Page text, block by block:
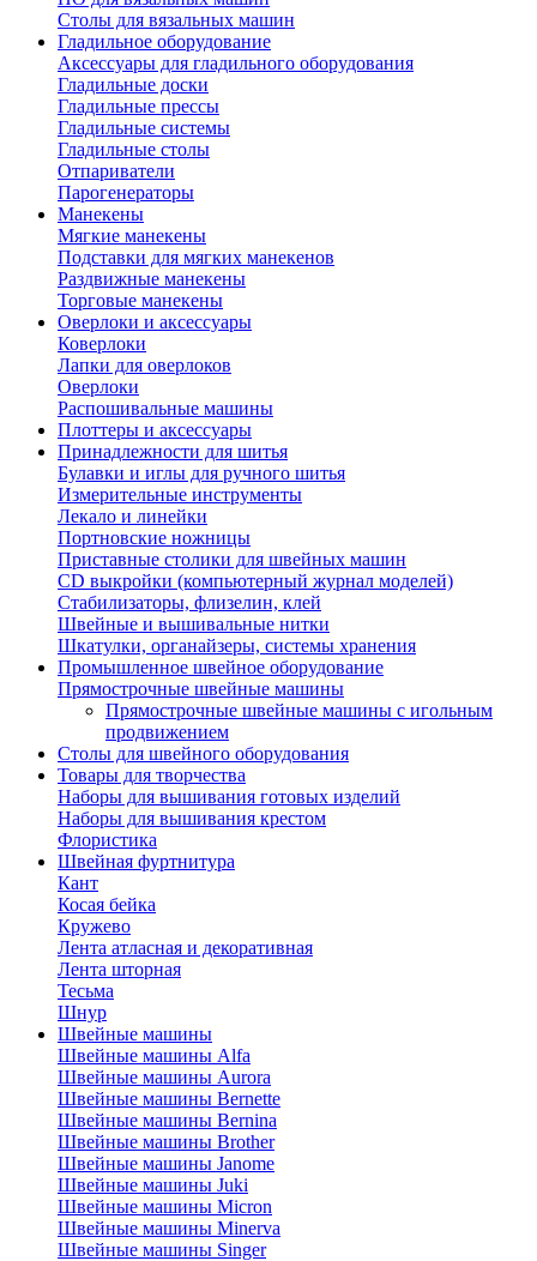
Столы для вязальных машин
Гладильное оборудование
Аксессуары для гладильного оборудования
Гладильные доски
Гладильные прессы
Гладильные системы
Гладильные столы
Отпариватели
Парогенераторы
Манекены
Мягкие манекены
Подставки для мягких манекенов
Раздвижные манекены
Торговые манекены
Оверлоки и аксессуары
Коверлоки
Лапки для оверлоков
Оверлоки
Распошивальные машины
Плоттеры и аксессуары
Принадлежности для шитья
Булавки и иглы для ручного шитья
Измерительные инструменты
Лекало и линейки
Портновские ножницы
Приставные столики для швейных машин
СD выкройки (компьютерный журнал моделей)
Стабилизаторы, флизелин, клей
Швейные и вышивальные нитки
Шкатулки, органайзеры, системы хранения
Промышленное швейное оборудование
Прямострочные швейные машины
Прямострочные швейные машины с игольным
продвижением
Столы для швейного оборудования
Товары для творчества
Наборы для вышивания готовых изделий
Наборы для вышивания крестом
Флористика
Швейная фуртнитура
Кант
Косая бейка
Кружево
Лента aтласная и декоративная
Лента шторная
Тесьма
Шнур
Швейные машины
Швейные машины Alfa
Швейные машины Aurora
Швейные машины Bernette
Швейные машины Bernina
Швейные машины Brother
Швейные машины Janome
Швейные машины Juki
Швейные машины Micron
Швейные машины Minerva
Швейные машины Singer